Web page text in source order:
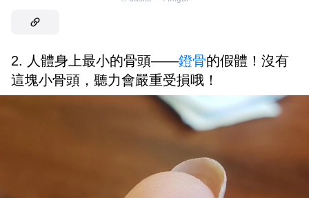
2. 人體身上最小的骨頭——鐙骨的假體！沒有
這塊小骨頭，聽力會嚴重受損哦！